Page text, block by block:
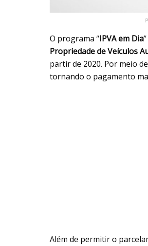
O programa “IPVA em Dia
Propriedade de Veículos
partir de 2020. Por meio
tornando o pagamento
Além de permitir o